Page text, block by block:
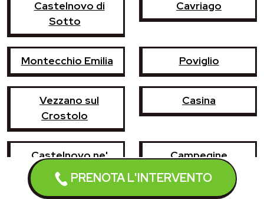
PRENOTA L'INTERVENTO
Castelnovo di
Sotto
Cavriago
Montecchio Emilia Poviglio
Vezzano sul
Crostolo
Casina
Castelnovo ne'
Monti
Campegine